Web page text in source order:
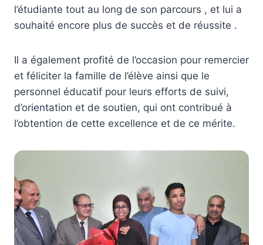
l’étudiante tout au long de son parcours , et lui a
souhaité encore plus de succès et de réussite .
Il a également profité de l’occasion pour remercier
et féliciter la famille de l’élève ainsi que le
personnel éducatif pour leurs efforts de suivi,
d’orientation et de soutien, qui ont contribué à
l’obtention de cette excellence et de ce mérite.